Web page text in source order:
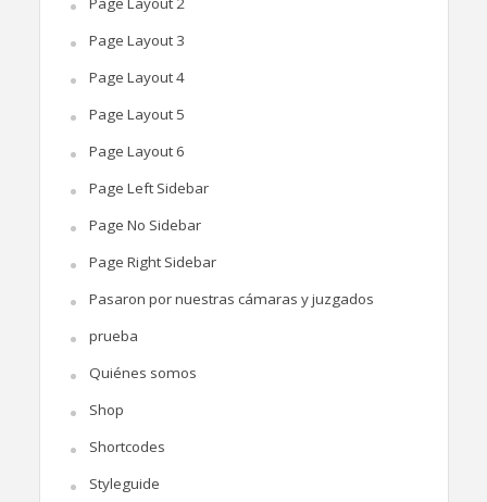
Page Layout 3
Page Layout 4
Page Layout 5
Page Layout 6
Page Left Sidebar
Page No Sidebar
Page Right Sidebar
Pasaron por nuestras cámaras y juzgados
prueba
Quiénes somos
Shop
Shortcodes
Styleguide